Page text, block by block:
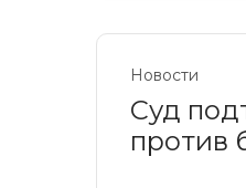
Новости
Суд
против